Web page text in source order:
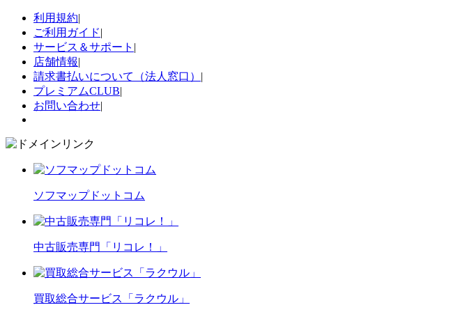
利用規約|
ご利用ガイド|
サービス＆サポート |
店舗情報|
請求書払いについて（法人窓口） |
プレミアムCLUB|
お問い合わせ|
ソフマップドットコム
中古販売専門「リコレ！」
買取総合サービス「ラクウル」